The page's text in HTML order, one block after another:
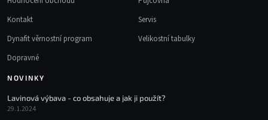
Kontakt
Dynafit věrnostní program
Dopravné
Servis
Velikostní tabulky
NOVINKY
Lavinová výbava - co obsahuje a jak ji použít?
29.1.2024